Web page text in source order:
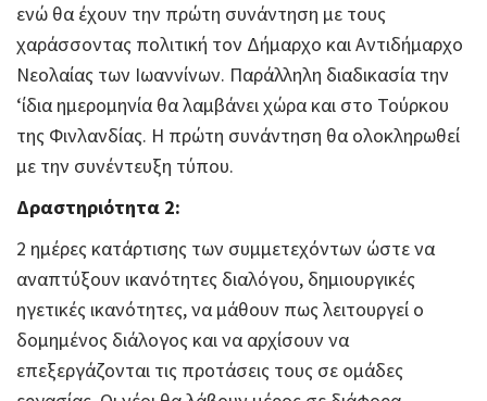
ενώ θα έχουν την πρώτη συνάντηση με τους
χαράσσοντας πολιτική τον Δήμαρχο και Αντιδήμαρχο
Νεολαίας των Ιωαννίνων. Παράλληλη διαδικασία την
‘ίδια ημερομηνία θα λαμβάνει χώρα και στο Τούρκου
της Φινλανδίας. Η πρώτη συνάντηση θα ολοκληρωθεί
με την συνέντευξη τύπου.
Δραστηριότητα 2:
2 ημέρες κατάρτισης των συμμετεχόντων ώστε να
αναπτύξουν ικανότητες διαλόγου, δημιουργικές
ηγετικές ικανότητες, να μάθουν πως λειτουργεί ο
δομημένος διάλογος και να αρχίσουν να
επεξεργάζονται τις προτάσεις τους σε ομάδες